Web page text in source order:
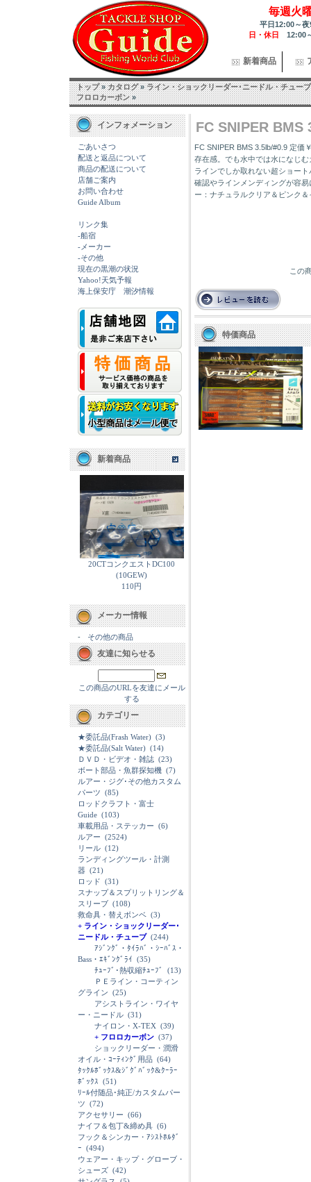
毎週火
平日12:00～
日・休日 12:00
新着商品
トップ»カタログ»ライン・ショックリーダー･ニードル・チューブ
フロロカーボン»
インフォメーション
ごあいさつ
配送と返品について
商品の配送について
店舗ご案内
お問い合わせ
Guide Album
リンク集
-船宿
-メーカー
-その他
現在の黒潮の状況
Yahoo!天気予報
海上保安庁 潮汐情報
新着商品
20CTコンクエストDC100
(10GEW)
110円
メーカー情報
- その他の商品
友達に知らせる
この商品のURLを友達にメール
する
カテゴリー
★委託品(Frash Water) (3)
★委託品(Salt Water) (14)
ＤＶＤ・ビデオ・雑誌 (23)
ボート部品・魚群探知機 (7)
ルアー・ジグ･その他カスタム
パーツ (85)
ロッドクラフト・富士
Guide (103)
車載用品・ステッカー (6)
ルアー (2524)
リール (12)
ランディングツール・計測
器 (21)
ロッド (31)
スナップ＆スプリットリング＆
スリーブ (108)
救命具・替えボンベ (3)
+ ライン・ショックリーダー･
ニードル・チューブ(244)
ｱｼﾞﾝｸﾞ・ﾀｲﾗﾊﾞ・ｼｰﾊﾞｽ・
Bass・ｴｷﾞﾝｸﾞﾗｲ (35)
ﾁｭｰﾌﾞ･熱収縮ﾁｭｰﾌﾞ
(13)
ＰＥライン・コーティン
グライン (25)
アシストライン・ワイヤ
ー・ニードル (31)
ナイロン・X-TEX (39)
+ フロロカーボン (37)
ショックリーダー・潤滑
オイル・ｺｰﾃｨﾝｸﾞ用品 (64)
ﾀｯｸﾙﾎﾞｯｸｽ&ｼﾞｸﾞﾊﾞｯｸ&ｸｰﾗｰ
ﾎﾞｯｸｽ (51)
ﾘｰﾙ付随品･純正/カスタムパー
ツ (72)
アクセサリー (66)
ナイフ＆包丁&締め具 (6)
フック＆シンカー・ｱｼｽﾄﾎﾙﾀﾞ
ｰ (494)
ウェアー・キップ・グローブ・
シューズ (42)
FC SNIPER
FC SNIPER BMS 3.5lb/#0.9 定価
存在感。でも水中では水になじ
ラインでしか取れない超ショー
確認やラインメンディングが容
ー：ナチュラルクリア＆ピンク
この
特価商品